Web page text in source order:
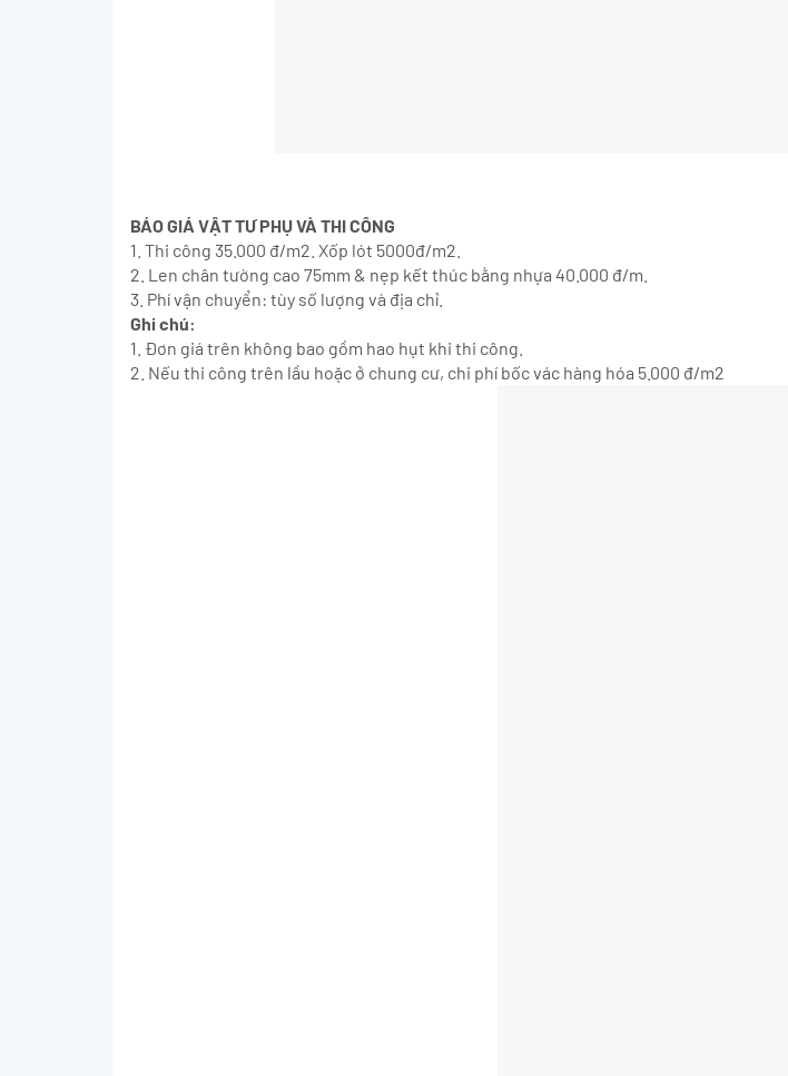
BÁO GIÁ VẬT TƯ PHỤ VÀ THI CÔNG
1. Thi công 35.000 đ/m2. Xốp lót 5000đ/m2.
2. Len chân tường cao 75mm & nẹp kết thúc bằng nhựa 40.000 đ/m.
3. Phí vận chuyển: tùy số lượng và địa chỉ.
Ghi chú:
1. Đơn giá trên không bao gồm hao hụt khi thi công.
2. Nếu thi công trên lầu hoặc ở chung cư, chi phí bốc vác hàng hóa 5.000 đ/m2